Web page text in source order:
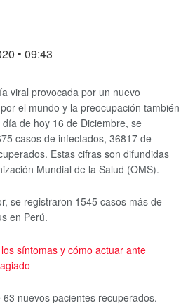
• 09:43
viral provocada por un nuevo
el mundo y la preocupación también
de hoy 16 de Diciembre, se
casos de infectados, 36817 de
Estas cifras son difundidas
Mundial de la Salud (OMS).
se registraron 1545 casos más de
en Perú.
síntomas y cómo actuar ante
nuevos pacientes recuperados.